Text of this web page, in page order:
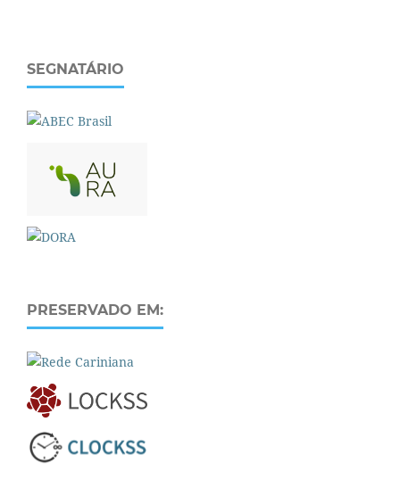
SEGNATÁRIO
PRESERVADO EM: